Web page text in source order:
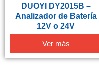
DUOYI DY2015B –
Analizador de Batería
12V o 24V
Ver más